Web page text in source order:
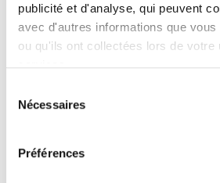
publicité et d'analyse, qui peuvent
avec d'autres informations que
ou qu'ils ont collectées lors de votre
Nécessaires
Préférences
«Après plus de quinze ans chez iXO,
mettre mon expérience et mon
entrepreneurs de Bretagne et Pays
bienveillant pour accompagner les
histoire : croissance,
aussi à élargir notre base
et privés, constituant un terreau